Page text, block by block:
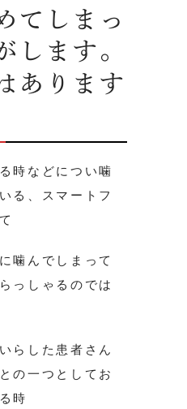
てしまっ
します。
あります
時などについ噛
る、スマートフ
噛んでしまって
っしゃるのでは
らした患者さん
の一つとしてお
時